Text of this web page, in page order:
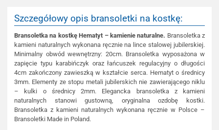
Szczegółowy opis bransoletki na kostkę:
Bransoletka na kostkę Hematyt – kamienie naturalne. Bransoletka z
kamieni naturalnych wykonana ręcznie na lince stalowej jubilerskiej.
Minimalny obwód wewnętrzny: 20cm. Bransoletka wyposażona w
zapięcie typu karabińczyk oraz łańcuszek regulacyjny o długości
4cm zakończony zawieszką w kształcie serca. Hematyt o średnicy
3mm. Elementy ze stopu metali jubilerskich nie zawierającego niklu
– kulki o średnicy 2mm. Elegancka bransoletka z kamieni
naturalnych stanowi gustowną, oryginalna ozdobę kostki.
Bransoletka z kamieni naturalnych wykonana ręcznie w Polsce –
Bransoletki Made in Poland.